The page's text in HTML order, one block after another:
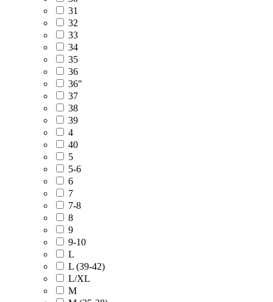
31
32
33
34
35
36
36"
37
38
39
4
40
5
5-6
6
7
7-8
8
9
9-10
L
L (39-42)
L/XL
M